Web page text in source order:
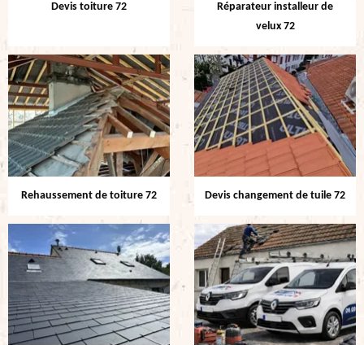
Devis toiture 72
Réparateur installeur de
velux 72
Rehaussement de toiture 72 Devis changement de tuile 72